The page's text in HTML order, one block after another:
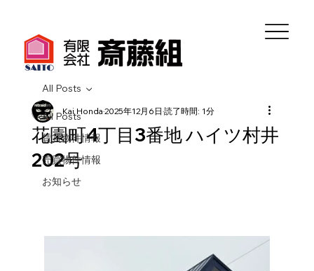
All Posts
賃貸物件情報
売買物件情報
お知らせ
All Posts
花園町4丁目3番地 ハイツ村井
202号
Kai Honda2025年12月6日 読了時間: 1分